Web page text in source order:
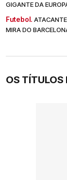
GIGANTE DA
Futebol.
MIRA DO
OS TÍTULOS